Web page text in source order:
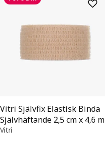
Vitri Självfix Elastisk Binda
Självhäftande 2,5 cm x 4,6 m
Vitri